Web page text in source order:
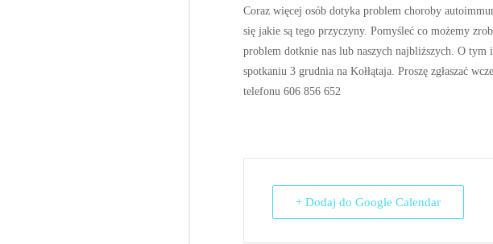
Coraz więcej osób dotyka problem choroby
się jakie są tego przyczyny. Pomyśleć co możemy
problem dotknie nas lub naszych najbliższych. O
spotkaniu 3 grudnia na Kołłątaja. Proszę zgłaszać
telefonu 606 856 652
+ Dodaj do Google Calendar